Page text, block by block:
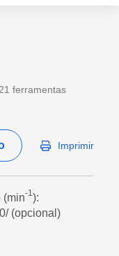
ferramentas
Imprimir
(min-1):
(opcional)